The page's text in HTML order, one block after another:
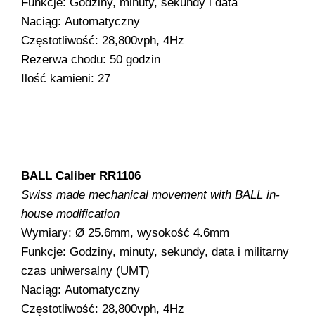
Naciąg: Automatyczny
Częstotliwość: 28,800vph, 4Hz
Rezerwa chodu: 50 godzin
Ilość kamieni: 27
BALL Caliber RR1106
Swiss made mechanical movement with BALL in-
house modification
Wymiary: Ø 25.6mm, wysokość 4.6mm
Funkcje: Godziny, minuty, sekundy, data i militarny
czas uniwersalny (UMT)
Naciąg: Automatyczny
Częstotliwość: 28,800vph, 4Hz